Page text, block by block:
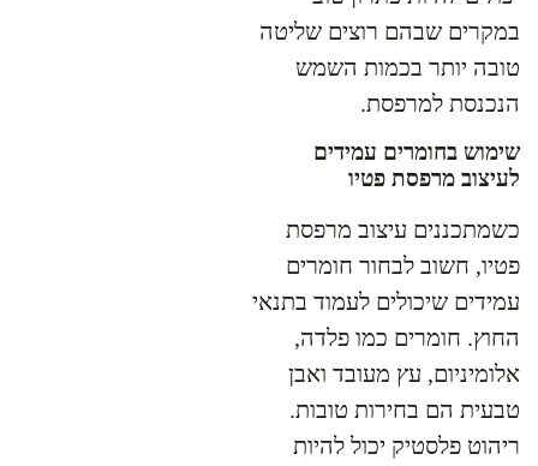
במקרים שבהם רוצים שליטה
טובה יותר בכמות השמש
הנכנסת למרפסת.
שימוש בחומרים עמידים
לעיצוב מרפסת פטיו
כשמתכננים עיצוב מרפסת
פטיו, חשוב לבחור חומרים
עמידים שיכולים לעמוד בתנאי
החוץ. חומרים כמו פלדה,
אלומיניום, עץ מעובד ואבן
טבעית הם בחירות טובות.
ריהוט פלסטיק יכול להיות